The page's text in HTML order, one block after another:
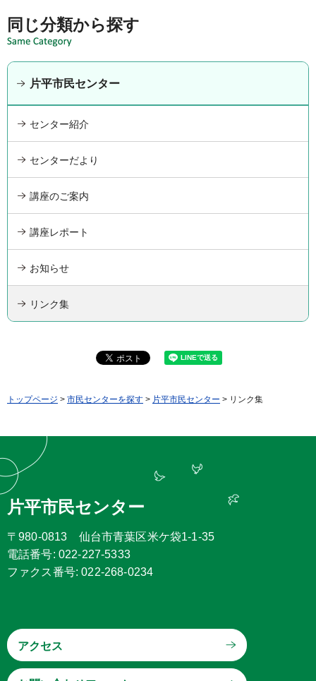
同じ分類から探す
片平市民センター
センター紹介
センターだより
講座のご案内
講座レポート
お知らせ
リンク集
トップページ > 市民センターを探す > 片平市民センター > リンク集
片平市民センター
〒980-0813 仙台市青葉区米ケ袋1-1-35
電話番号: 022-227-5333
ファクス番号: 022-268-0234
アクセス